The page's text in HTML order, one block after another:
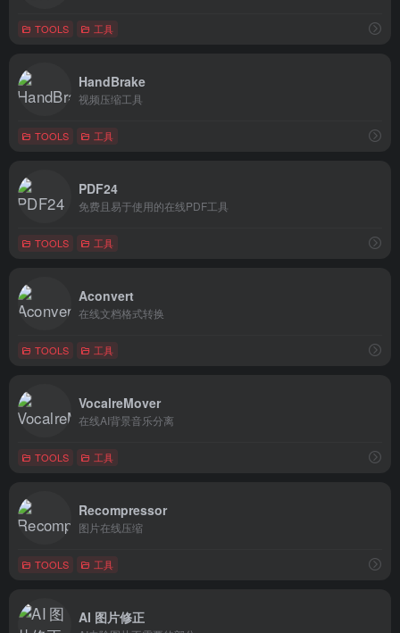
TOOLS 工具
HandBrake
视频压缩工具
TOOLS 工具
PDF24
免费且易于使用的在线PDF工具
TOOLS 工具
Aconvert
在线文档格式转换
TOOLS 工具
VocalreMover
在线AI背景音乐分离
TOOLS 工具
Recompressor
图片在线压缩
TOOLS 工具
AI 图片修正